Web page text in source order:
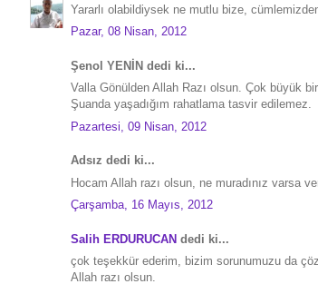
Yararlı olabildiysek ne mutlu bize,
Pazar, 08 Nisan, 2012
Şenol YENİN dedi ki...
Valla Gönülden Allah Razı olsun. Çok büyük bir
Şuanda yaşadığım rahatlama tasvir edilemez.
Pazartesi, 09 Nisan, 2012
Adsız dedi ki...
Hocam Allah razı olsun, ne muradınız varsa
Çarşamba, 16 Mayıs, 2012
Salih ERDURUCAN dedi ki...
çok teşekkür ederim, bizim sorunumuzu da
Allah razı olsun.